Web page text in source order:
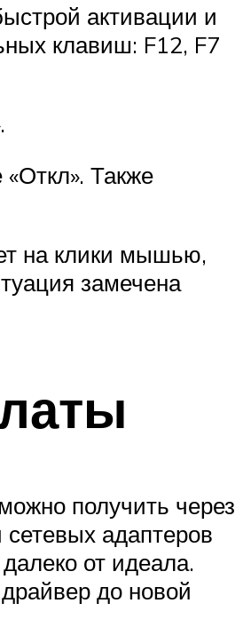
активации и
клавиш: F12, F7
Также
на клики мышью,
замечена
получить через
адаптеров
от идеала.
до новой